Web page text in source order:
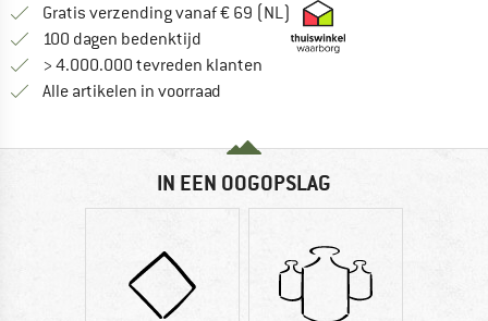
Gratis verzending vanaf € 69 (NL) Vind hier de
100 dagen bedenktijd Vind de betalingsinformatie hier!
> 4.000.000 tevreden klanten
Alle artikelen in voorraad
IN EEN OOGOPSLAG